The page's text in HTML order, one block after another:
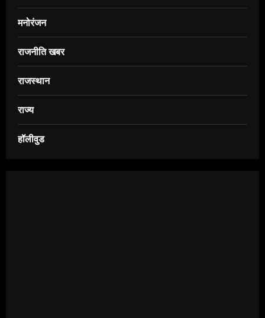
मनोरंजन
राजनीति खबर
राजस्थान
राज्य
हॉलीवुड